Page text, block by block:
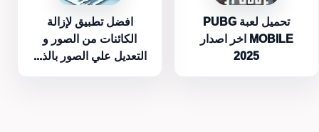
تحميل لعبة PUBG
MOBILE اخر اصدار
2025
افضل تطبيق لإزالة
الكائنات من الصور و
التعديل علي الصور بالذ...